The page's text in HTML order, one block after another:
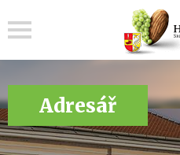
Adresář